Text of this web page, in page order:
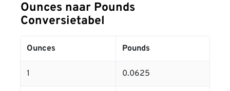
Ounces naar Pounds
Conversietabel
Ounces Pounds
1 0.0625